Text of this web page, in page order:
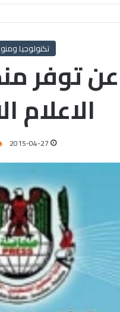
تكنولوجيا
توفر
الاعلام
2015-04-27